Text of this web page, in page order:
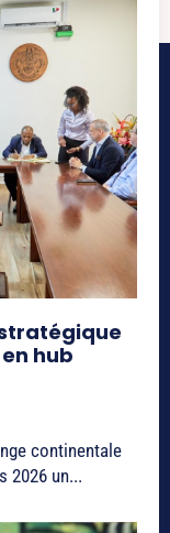
hub
continentale
2026 un...